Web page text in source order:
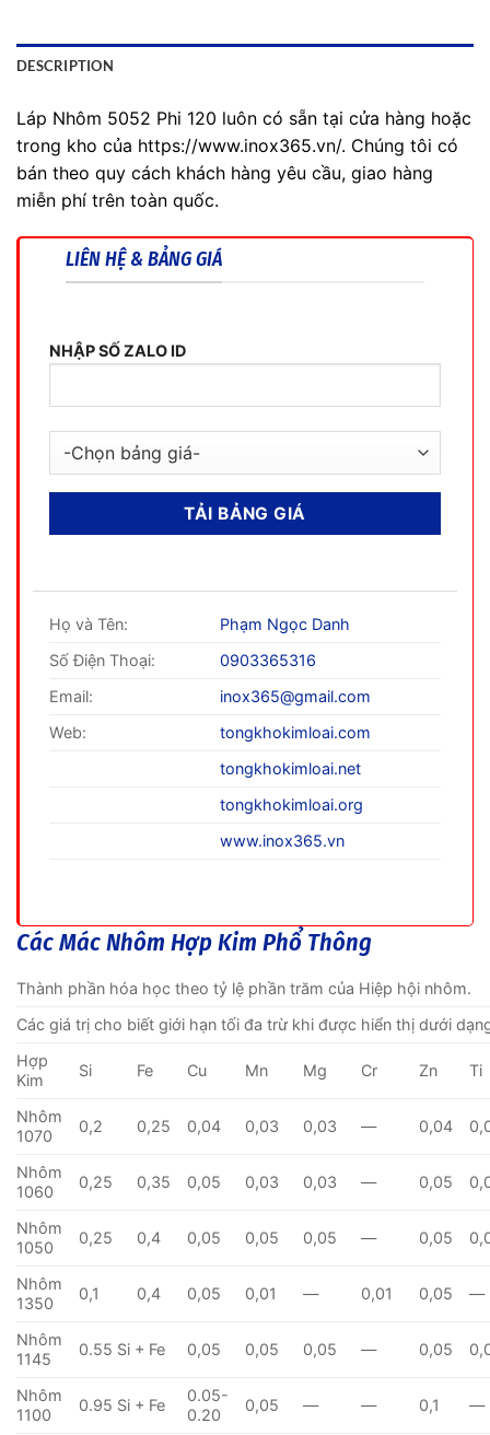
DESCRIPTION
Láp Nhôm 5052 Phi 120 luôn có sẵn tại cửa hàng hoặc
trong kho của https://www.inox365.vn/. Chúng tôi có
bán theo quy cách khách hàng yêu cầu, giao hàng
miễn phí trên toàn quốc.
LIÊN HỆ & BẢNG GIÁ
NHẬP SỐ ZALO ID
Họ và Tên:
Phạm Ngọc Danh
Số Điện Thoại:
0903365316
Email:
inox365@gmail.com
Web:
tongkhokimloai.com
tongkhokimloai.net
tongkhokimloai.org
www.inox365.vn
Các Mác Nhôm Hợp Kim Phổ Thông
Thành phần hóa học theo tỷ lệ phần trăm của Hiệp hội nhôm.
Các giá trị cho biết giới hạn tối đa trừ khi được hiển thị dưới
Hợp
Kim
Si Fe Cu Mn Mg Cr Zn Ti
Nhôm
1070
0,2 0,25 0,04 0,03 0,03 — 0,04
Nhôm
1060
0,25 0,35 0,05 0,03 0,03 — 0,05
Nhôm
1050
0,25 0,4 0,05 0,05 0,05 — 0,05
Nhôm
1350
0,1 0,4 0,05 0,01 — 0,01 0,05 —
Nhôm
1145
0.55 Si + Fe 0,05 0,05 0,05 — 0,05
Nhôm
1100
0.95 Si + Fe
0.05-
0.20
0,05 — — 0,1 —